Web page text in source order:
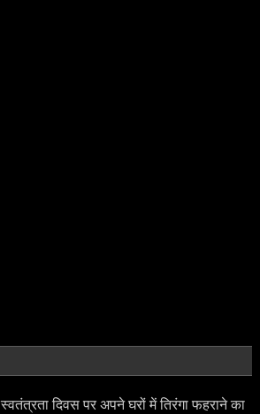
स्वतंत्रता दिवस पर अपने घरों में तिरंगा फहराने का